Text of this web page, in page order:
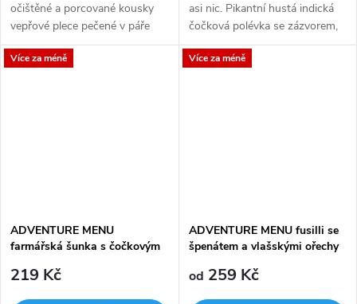
očištěné a porcované kousky
vepřové plece pečené v páře
spolu s kmínem. Díky vyššímu
obsahu tuku je maso hezky
asi nic. Pikantní hustá indická
čočková polévka se zázvorem,
chilli a koriandrem je perfektní
zdroj energie na zimní horské
Více za méně
ADVENTURE MENU
farmářská šunka s čočkovým
219 Kč
Více za méně
ADVENTURE MENU fusilli se
špenátem a vlašskými ořechy
od 259 Kč